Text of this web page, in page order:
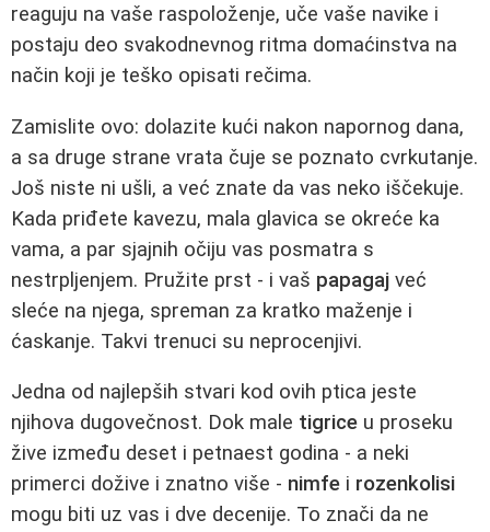
reaguju na vaše raspoloženje, uče vaše navike i
postaju deo svakodnevnog ritma domaćinstva na
način koji je teško opisati rečima.
Zamislite ovo: dolazite kući nakon napornog dana,
a sa druge strane vrata čuje se poznato cvrkutanje.
Još niste ni ušli, a već znate da vas neko iščekuje.
Kada priđete kavezu, mala glavica se okreće ka
vama, a par sjajnih očiju vas posmatra s
nestrpljenjem. Pružite prst - i vaš papagaj već
sleće na njega, spreman za kratko maženje i
ćaskanje. Takvi trenuci su neprocenjivi.
Jedna od najlepših stvari kod ovih ptica jeste
njihova dugovečnost. Dok male tigrice u proseku
žive između deset i petnaest godina - a neki
primerci dožive i znatno više - nimfe i rozenkolisi
mogu biti uz vas i dve decenije. To znači da ne